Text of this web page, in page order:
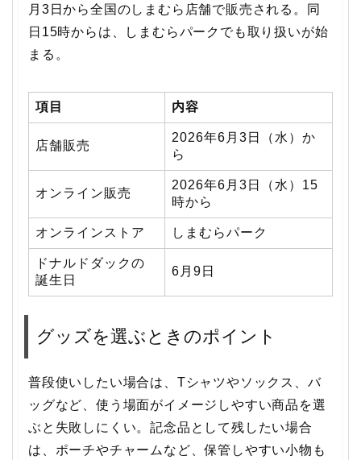
月3日から全国のしまむら店舗で販売される。同
日15時からは、しまむらパークでも取り扱いが始
まる。
項目 内容
店舗販売
2026年6月3日（水）か
ら
オンライン販売
2026年6月3日（水）15
時から
オンラインストア しまむらパーク
ドナルドダックの
誕生日
6月9日
グッズを選ぶときのポイント
普段使いしたい場合は、Tシャツやソックス、バ
ッグなど、使う場面がイメージしやすい商品を選
ぶと失敗しにくい。記念品として残したい場合
は、ポーチやチャームなど、保管しやすい小物も